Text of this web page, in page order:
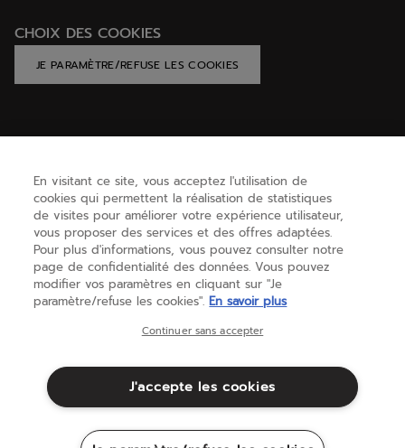
CHOIX DES COOKIES
JE PARAMÈTRE/REFUSE LES COOKIES
BESOIN D'AIDE ?
A PROPOS
Mentions Légales
Cookies
En visitant ce site, vous acceptez l'utilisation de
cookies qui permettent la réalisation de statistiques
de visites pour améliorer votre expérience utilisateur,
vous proposer des services et des offres adaptées.
Pour plus d'informations, vous pouvez consulter notre
page de confidentialité des données. Vous pouvez
modifier vos paramètres en cliquant sur "Je
paramètre/refuse les cookies". En savoir plus
Continuer sans accepter
J'accepte les cookies